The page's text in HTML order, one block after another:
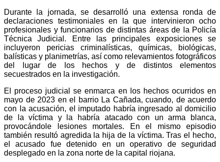
Durante la jornada, se desarrolló una extensa ronda de
declaraciones testimoniales en la que intervinieron ocho
profesionales y funcionarios de distintas áreas de la Policía
Técnica Judicial. Entre las principales exposiciones se
incluyeron pericias criminalísticas, químicas, biológicas,
balísticas y planimetrías, así como relevamientos fotográficos
del lugar de los hechos y de distintos elementos
secuestrados en la investigación.
El proceso judicial se enmarca en los hechos ocurridos en
mayo de 2023 en el barrio La Cañada, cuando, de acuerdo
con la acusación, el imputado habría ingresado al domicilio
de la víctima y la habría atacado con un arma blanca,
provocándole lesiones mortales. En el mismo episodio
también resultó agredida la hija de la víctima. Tras el hecho,
el acusado fue detenido en un operativo de seguridad
desplegado en la zona norte de la capital riojana.